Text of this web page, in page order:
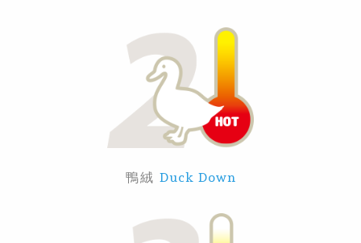
鴨絨 Duck Down